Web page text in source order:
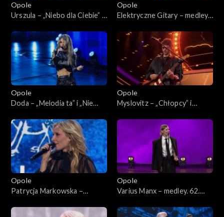
Opole
Urszula – „Niebo dla Ciebie” i
62. KFPP: Koncert
„SuperJedynki”
Opole
Elektryczne Gitary – medley.
„SuperJedynki”
Opole
Doda – „Melodia ta” i „Nie
„SuperJedynki”
Opole
Myslovitz – „Chłopcy” i
samotności”. 62. KFPP:
Koncert „SuperJedynki”
Opole
Patrycja Markowska –
62. KFPP: Koncert
Opole
Varius Manx – medley. 62.
„SuperJedynki”